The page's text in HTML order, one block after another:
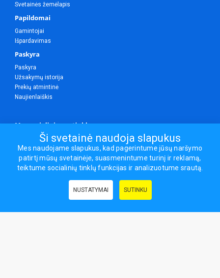
Svetainės žemėlapis
Papildomai
Gamintojai
Išpardavimas
Paskyra
Paskyra
Užsakymų istorija
Prekių atmintinė
Naujienlaiškis
Mes socialiniuose tinkluose
Visos teisės saugomos.
Sporto ir laisvalaikio prekės, maisto papildai - erasportas.lt © 2026
Ši svetainė naudoja slapukus
Mes naudojame slapukus, kad pagerintume jūsų naršymo
patirtį mūsų svetainėje, suasmenintume turinį ir reklamą,
teiktume socialinių tinklų funkcijas ir analizuotume srautą.
NUSTATYMAI SUTINKU